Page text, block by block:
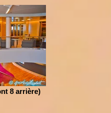
8 arrière)